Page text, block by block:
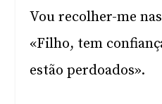
Vou recolher-me
«Filho, tem
estão perdoados».